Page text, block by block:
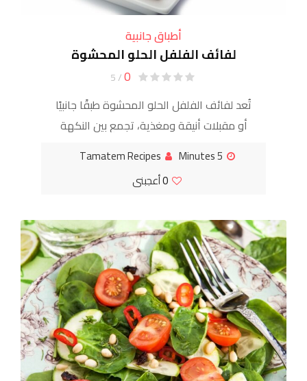
أطباق جانبية
لفائف الفلفل الحلو المحشوة
0
/ 5
تُعد لفائف الفلفل الحلو المحشوة طبقًا جانبيًا
أو مقبلات أنيقة ومغذية، تجمع بين النكهة
غنية ومنعشة. يتميز هذا الطبق
5 Minutes
Tamatem Recipes
0أعجبنى